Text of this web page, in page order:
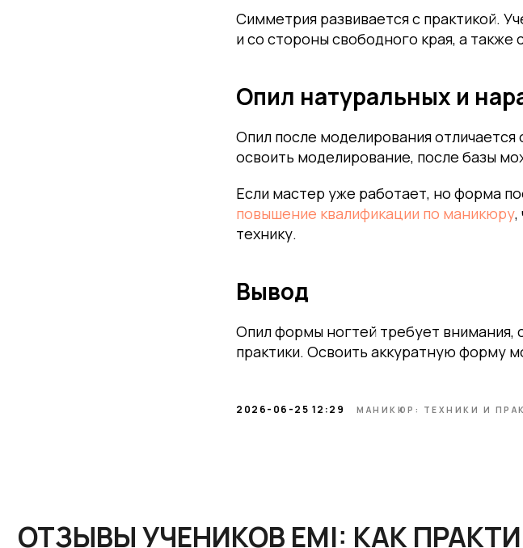
Симметрия развивается с практикой.
и со стороны свободного края, а
Опил натуральных и
Опил после моделирования отличается
освоить моделирование, после базы
Если мастер уже работает, но форма
повышение квалификации по маникюру,
технику.
Вывод
Опил формы ногтей требует внимания,
практики. Освоить аккуратную форму
2026-06-25 12:29 МАНИКЮР: ТЕХНИКИ И
УВЕРЕННЕЕ В ПРОФЕССИИ